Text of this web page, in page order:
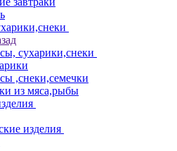
сухарики,снеки
,снеки,семечки
из мяса,рыбы
изделия